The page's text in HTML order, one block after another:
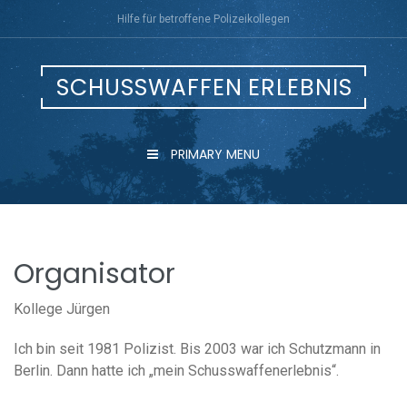
Skip
Hilfe für betroffene Polizeikollegen
SCHUSSWAFFEN ERLEBNIS
PRIMARY MENU
Organisator
Kollege Jürgen
Ich bin seit 1981 Polizist. Bis 2003 war ich Schutzmann in
Berlin. Dann hatte ich „mein Schusswaffenerlebnis“.